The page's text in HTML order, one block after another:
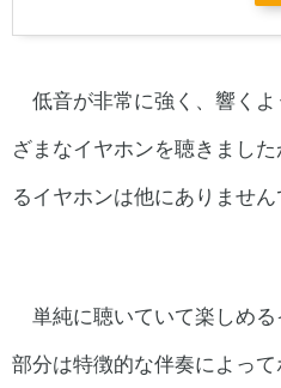
低音が非常に強く、響く
ざまなイヤホンを聴きまし
るイヤホンは他にありません
単純に聴いていて楽しめ
部分は特徴的な伴奏によっ